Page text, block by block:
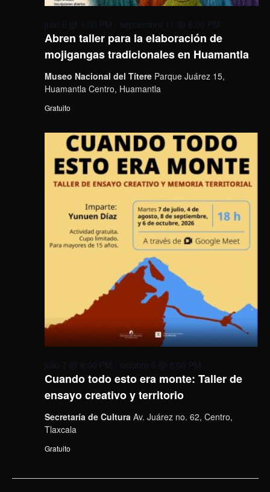
Abren taller para la elaboración de
mojigangas tradicionales en Huamantla
julio 6 @ 1:00 PM - septiembre 11 @ 6:00 PM
Museo Nacional del Títere Parque Juárez 15,
Huamantla Centro, Huamantla
Gratuito
Cuando todo esto era monte: Taller de
ensayo creativo y territorio
julio 7 @ 6:00 PM - octubre 6 @ 8:00 PM
Secretaría de Cultura Av. Juárez no. 62, Centro,
Tlaxcala
Gratuito